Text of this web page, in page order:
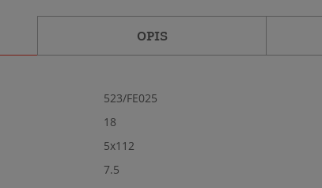
OPIS
523/FE025
18
5x112
7.5